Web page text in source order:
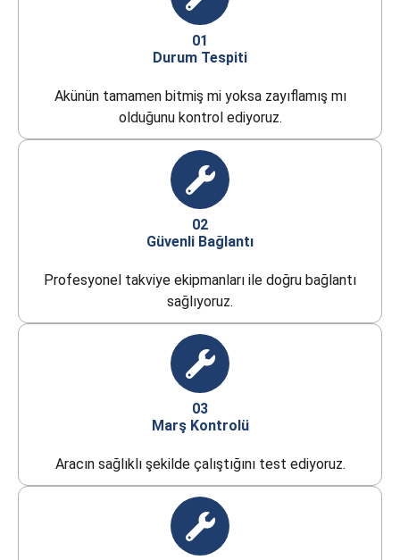
01
Durum Tespiti
Akünün tamamen bitmiş mi yoksa zayıflamış mı
olduğunu kontrol ediyoruz.
02
Güvenli Bağlantı
Profesyonel takviye ekipmanları ile doğru bağlantı
sağlıyoruz.
03
Marş Kontrolü
Aracın sağlıklı şekilde çalıştığını test ediyoruz.